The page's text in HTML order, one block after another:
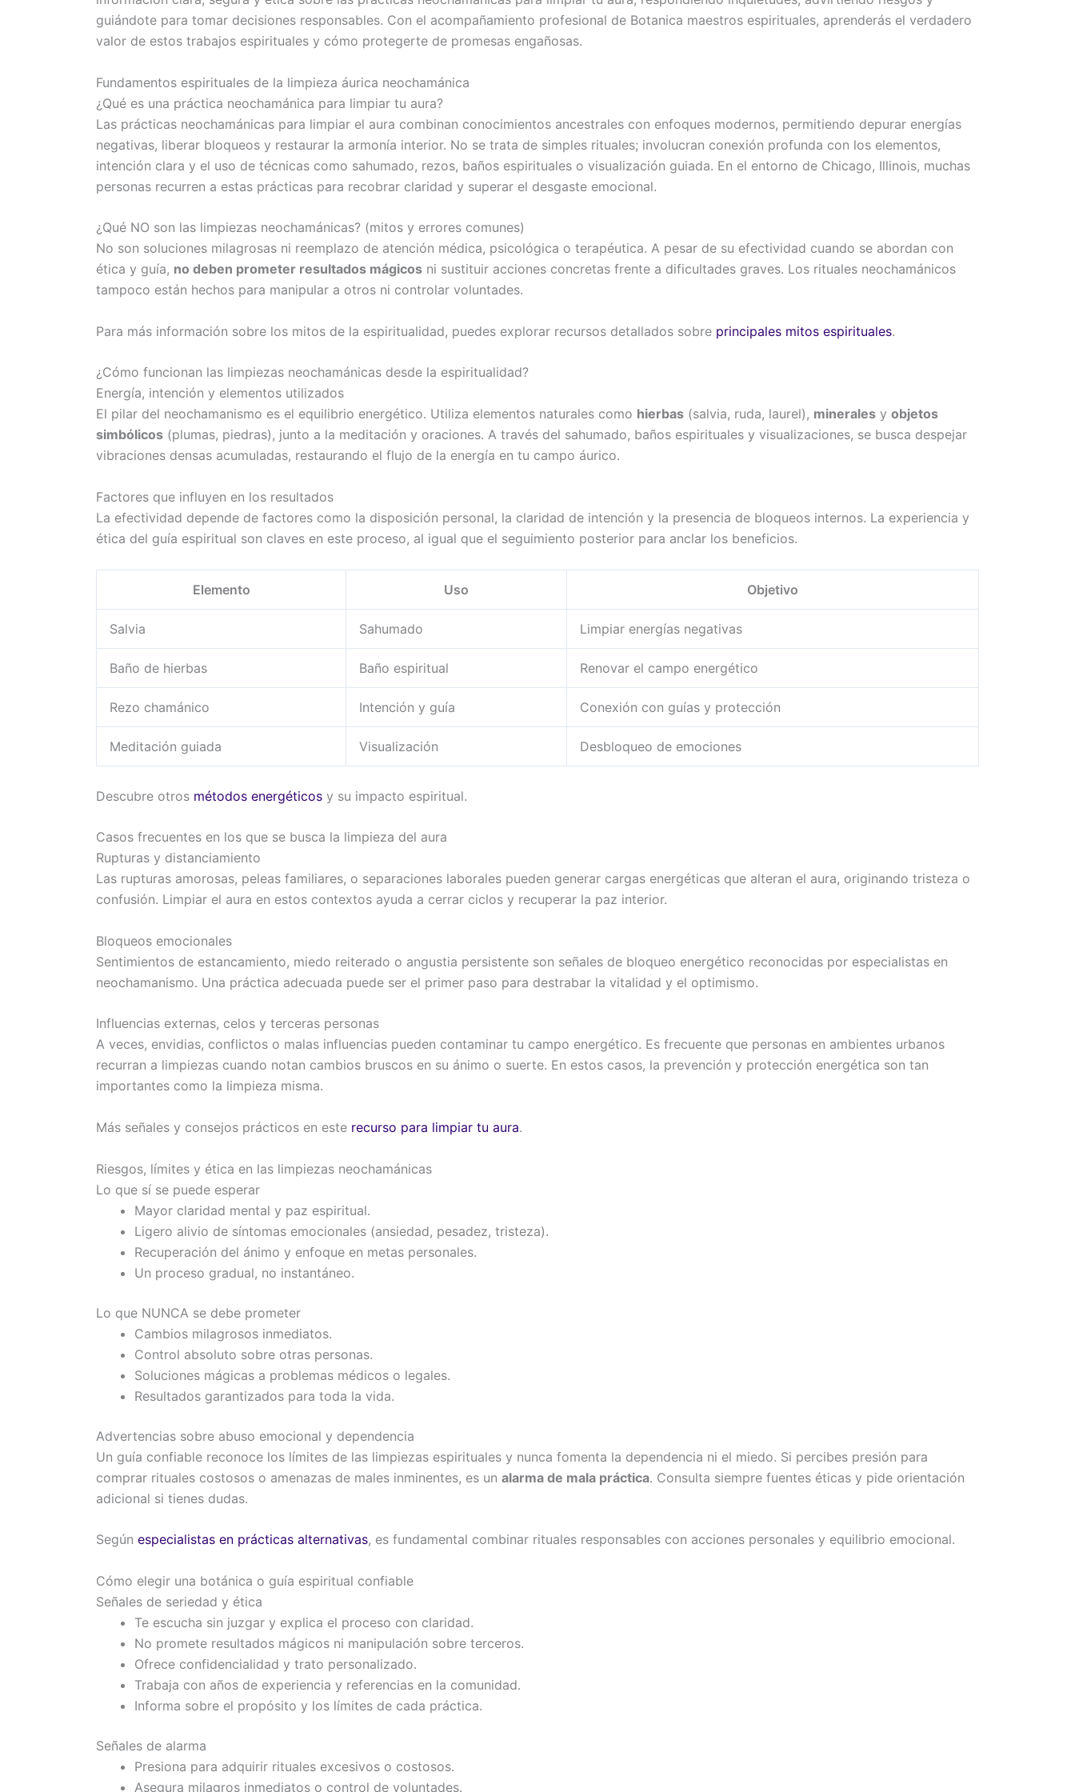
guiándote para tomar decisiones responsables. Con el acompañamiento profesional de Botanica maestros espirituales, aprenderás el verdadero
valor de estos trabajos espirituales y cómo protegerte de promesas engañosas.
Fundamentos espirituales de la limpieza áurica neochamánica
¿Qué es una práctica neochamánica para limpiar tu aura?
Las prácticas neochamánicas para limpiar el aura combinan conocimientos ancestrales con enfoques modernos, permitiendo depurar energías
negativas, liberar bloqueos y restaurar la armonía interior. No se trata de simples rituales; involucran conexión profunda con los elementos,
intención clara y el uso de técnicas como sahumado, rezos, baños espirituales o visualización guiada. En el entorno de Chicago, Illinois, muchas
personas recurren a estas prácticas para recobrar claridad y superar el desgaste emocional.
¿Qué NO son las limpiezas neochamánicas? (mitos y errores comunes)
No son soluciones milagrosas ni reemplazo de atención médica, psicológica o terapéutica. A pesar de su efectividad cuando se abordan con
ética y guía, no deben prometer resultados mágicos ni sustituir acciones concretas frente a dificultades graves. Los rituales neochamánicos
tampoco están hechos para manipular a otros ni controlar voluntades.
Para más información sobre los mitos de la espiritualidad, puedes explorar recursos detallados sobre principales mitos espirituales.
¿Cómo funcionan las limpiezas neochamánicas desde la espiritualidad?
Energía, intención y elementos utilizados
El pilar del neochamanismo es el equilibrio energético. Utiliza elementos naturales como hierbas (salvia, ruda, laurel), minerales y objetos
simbólicos (plumas, piedras), junto a la meditación y oraciones. A través del sahumado, baños espirituales y visualizaciones, se busca despejar
vibraciones densas acumuladas, restaurando el flujo de la energía en tu campo áurico.
Factores que influyen en los resultados
La efectividad depende de factores como la disposición personal, la claridad de intención y la presencia de bloqueos internos. La experiencia y
ética del guía espiritual son claves en este proceso, al igual que el seguimiento posterior para anclar los beneficios.
Elemento Uso Objetivo
Salvia Sahumado Limpiar energías negativas
Baño de hierbas Baño espiritual Renovar el campo energético
Rezo chamánico Intención y guía Conexión con guías y protección
Meditación guiada Visualización Desbloqueo de emociones
Descubre otros métodos energéticos y su impacto espiritual.
Casos frecuentes en los que se busca la limpieza del aura
Rupturas y distanciamiento
Las rupturas amorosas, peleas familiares, o separaciones laborales pueden generar cargas energéticas que alteran el aura, originando tristeza o
confusión. Limpiar el aura en estos contextos ayuda a cerrar ciclos y recuperar la paz interior.
Bloqueos emocionales
Sentimientos de estancamiento, miedo reiterado o angustia persistente son señales de bloqueo energético reconocidas por especialistas en
neochamanismo. Una práctica adecuada puede ser el primer paso para destrabar la vitalidad y el optimismo.
Influencias externas, celos y terceras personas
A veces, envidias, conflictos o malas influencias pueden contaminar tu campo energético. Es frecuente que personas en ambientes urbanos
recurran a limpiezas cuando notan cambios bruscos en su ánimo o suerte. En estos casos, la prevención y protección energética son tan
importantes como la limpieza misma.
Más señales y consejos prácticos en este recurso para limpiar tu aura.
Riesgos, límites y ética en las limpiezas neochamánicas
Lo que sí se puede esperar
Mayor claridad mental y paz espiritual.
Ligero alivio de síntomas emocionales (ansiedad, pesadez, tristeza).
Recuperación del ánimo y enfoque en metas personales.
Un proceso gradual, no instantáneo.
Lo que NUNCA se debe prometer
Cambios milagrosos inmediatos.
Control absoluto sobre otras personas.
Soluciones mágicas a problemas médicos o legales.
Resultados garantizados para toda la vida.
Advertencias sobre abuso emocional y dependencia
Un guía confiable reconoce los límites de las limpiezas espirituales y nunca fomenta la dependencia ni el miedo. Si percibes presión para
comprar rituales costosos o amenazas de males inminentes, es un alarma de mala práctica. Consulta siempre fuentes éticas y pide orientación
adicional si tienes dudas.
Según especialistas en prácticas alternativas, es fundamental combinar rituales responsables con acciones personales y equilibrio emocional.
Cómo elegir una botánica o guía espiritual confiable
Señales de seriedad y ética
Te escucha sin juzgar y explica el proceso con claridad.
No promete resultados mágicos ni manipulación sobre terceros.
Ofrece confidencialidad y trato personalizado.
Trabaja con años de experiencia y referencias en la comunidad.
Informa sobre el propósito y los límites de cada práctica.
Señales de alarma
Presiona para adquirir rituales excesivos o costosos.
Asegura milagros inmediatos o control de voluntades.